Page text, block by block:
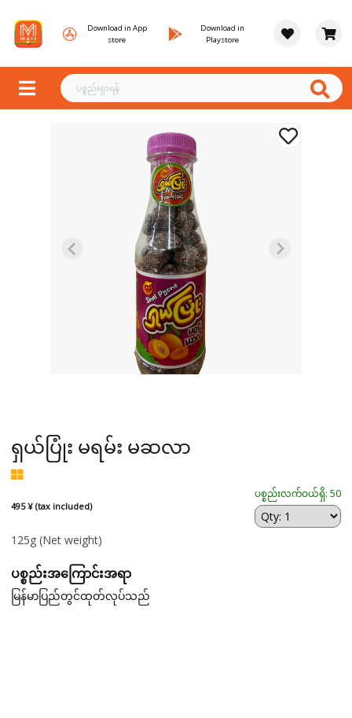
Download in App
store
Download in
Playstore
ရှယ်ပြုံး မရမ်း မဆလာ
495 ¥ (tax included)
ပစ္စည်းလက်ဝယ်ရှိ: 50
125g (Net weight)
ပစ္စည်းအကြောင်းအရာ
မြန်မာပြည်တွင်ထုတ်လုပ်သည်